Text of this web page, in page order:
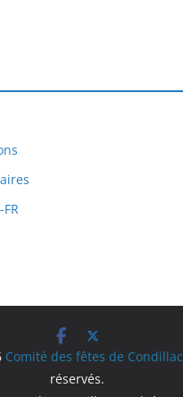
Comité des fêtes de Condillac
réservés.